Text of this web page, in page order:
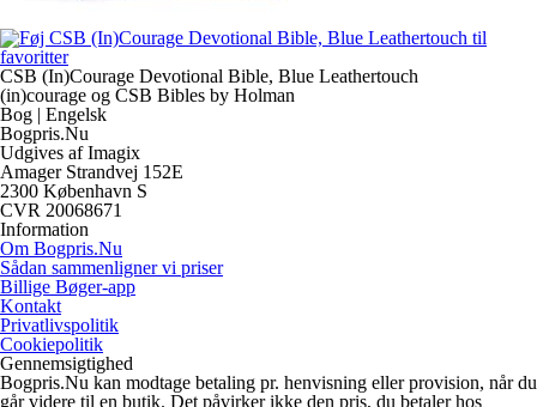
CSB (In)Courage Devotional Bible, Blue Leathertouch
(in)courage og CSB Bibles by Holman
Bog | Engelsk
Bogpris.Nu
Udgives af Imagix
Amager Strandvej 152E
2300 København S
CVR 20068671
Information
Om Bogpris.Nu
Sådan sammenligner vi priser
Billige Bøger-app
Kontakt
Privatlivspolitik
Cookiepolitik
Gennemsigtighed
Bogpris.Nu kan modtage betaling pr. henvisning eller provision, når du
går videre til en butik. Det påvirker ikke den pris, du betaler hos